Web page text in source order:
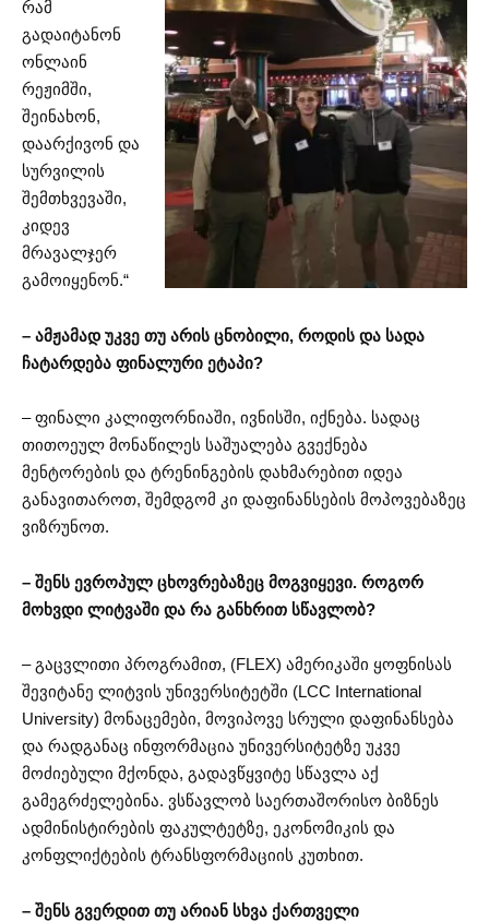
რამ
გადაიტანონ
ონლაინ
რეჟიმში,
შეინახონ,
დაარქივონ და
სურვილის
შემთხვევაში,
კიდევ
მრავალჯერ
გამოიყენონ.“
– ამჟამად უკვე თუ არის ცნობილი, როდის და სადა
ჩატარდება ფინალური ეტაპი?
– ფინალი კალიფორნიაში, ივნისში, იქნება. სადაც
თითოეულ მონაწილეს საშუალება გვექნება
მენტორების და ტრენინგების დახმარებით იდეა
განავითაროთ, შემდგომ კი დაფინანსების მოპოვებაზეც
ვიზრუნოთ.
– შენს ევროპულ ცხოვრებაზეც მოგვიყევი. როგორ
მოხვდი ლიტვაში და რა განხრით სწავლობ?
– გაცვლითი პროგრამით, (FLEX) ამერიკაში ყოფნისას
შევიტანე ლიტვის უნივერსიტეტში (LCC International
University) მონაცემები, მოვიპოვე სრული დაფინანსება
და რადგანაც ინფორმაცია უნივერსიტეტზე უკვე
მოძიებული მქონდა, გადავწყვიტე სწავლა აქ
გამეგრძელებინა. ვსწავლობ საერთაშორისო ბიზნეს
ადმინისტირების ფაკულტეტზე, ეკონომიკის და
კონფლიქტების ტრანსფორმაციის კუთხით.
– შენს გვერდით თუ არიან სხვა ქართველი